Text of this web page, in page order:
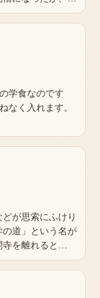
学食なのです
なく入れます。
が思索にふけり
道」という名が
寺を離れると…